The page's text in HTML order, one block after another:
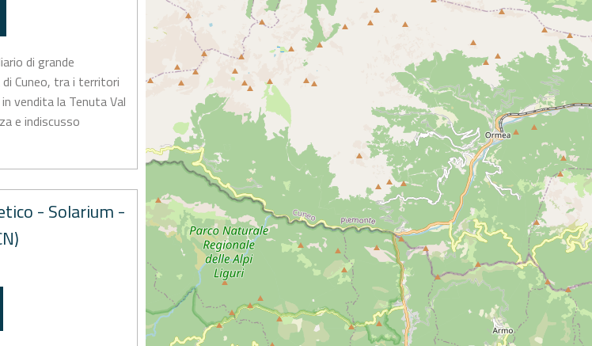
di grande
Cuneo, tra i territori
vendita la Tenuta Val
e indiscusso
- Solarium -